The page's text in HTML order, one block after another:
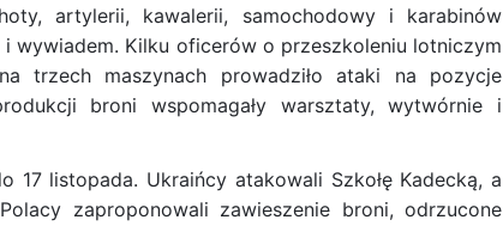
artylerii, kawalerii, samochodowy i karabinów
wywiadem. Kilku oficerów o przeszkoleniu lotniczym
trzech maszynach prowadziło ataki na pozycje
broni wspomagały warsztaty, wytwórnie i
listopada. Ukraińcy atakowali Szkołę Kadecką, a
zaproponowali zawieszenie broni, odrzucone